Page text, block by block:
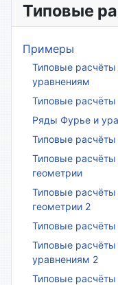
Типовые
Примеры
Типовые
уравнениям
Типовые расчёты
Ряды Фурье и
Типовые расчёты
Типовые расчёты
геометрии
Типовые расчёты
геометрии 2
Типовые
Типовые
уравнениям 2
Типовые